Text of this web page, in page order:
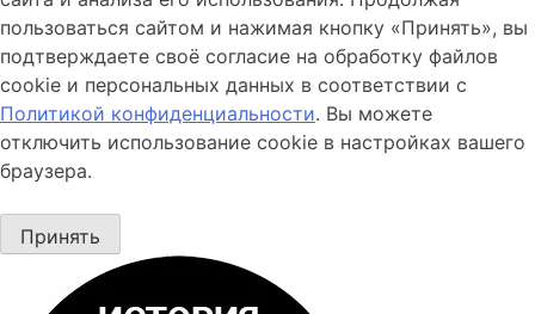
пользоваться сайтом и нажимая кнопку «Принять», вы
подтверждаете своё согласие на обработку файлов
cookie и персональных данных в соответствии с
Политикой конфиденциальности. Вы можете
отключить использование cookie в настройках вашего
браузера.
Принять